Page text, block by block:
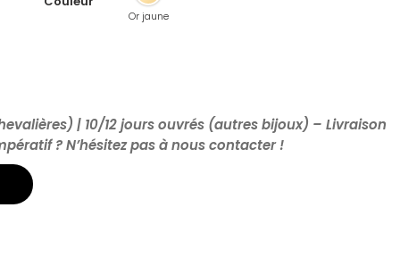
Or jaune
| 10/12 jours ouvrés (autres bijoux) – Livraison
? N’hésitez pas à nous contacter !